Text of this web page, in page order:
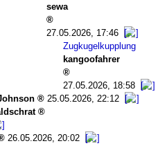
sewa
27.05.2026, 17:46
Zugkugelkupplung
kangoofahrer
27.05.2026, 18:58
25.05.2026, 22:12
26.05.2026, 20:02